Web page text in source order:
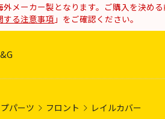
メーカー製となります。ご購入を決め
する注意事項 」をご確認ください。
パーツ
フロント レイルカバー